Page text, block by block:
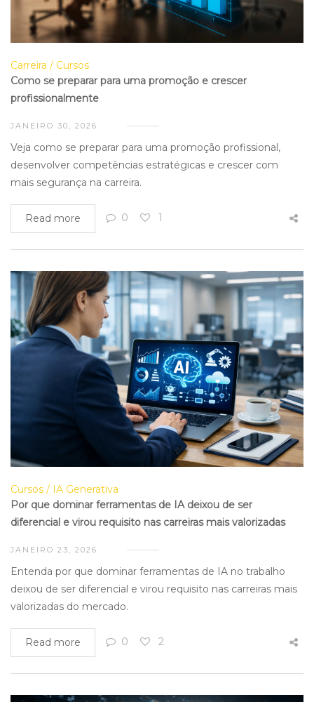
Carreira
Cursos
Como se preparar para uma promoção e crescer
profissionalmente
JANEIRO 30, 2026
Veja como se preparar para uma promoção profissional,
desenvolver competências estratégicas e crescer com
mais segurança na carreira.
Read more 0 1
Cursos
IA Generativa
Por que dominar ferramentas de IA deixou de ser
diferencial e virou requisito nas carreiras mais valorizadas
JANEIRO 23, 2026
Entenda por que dominar ferramentas de IA no trabalho
deixou de ser diferencial e virou requisito nas carreiras mais
valorizadas do mercado.
Read more 0 2